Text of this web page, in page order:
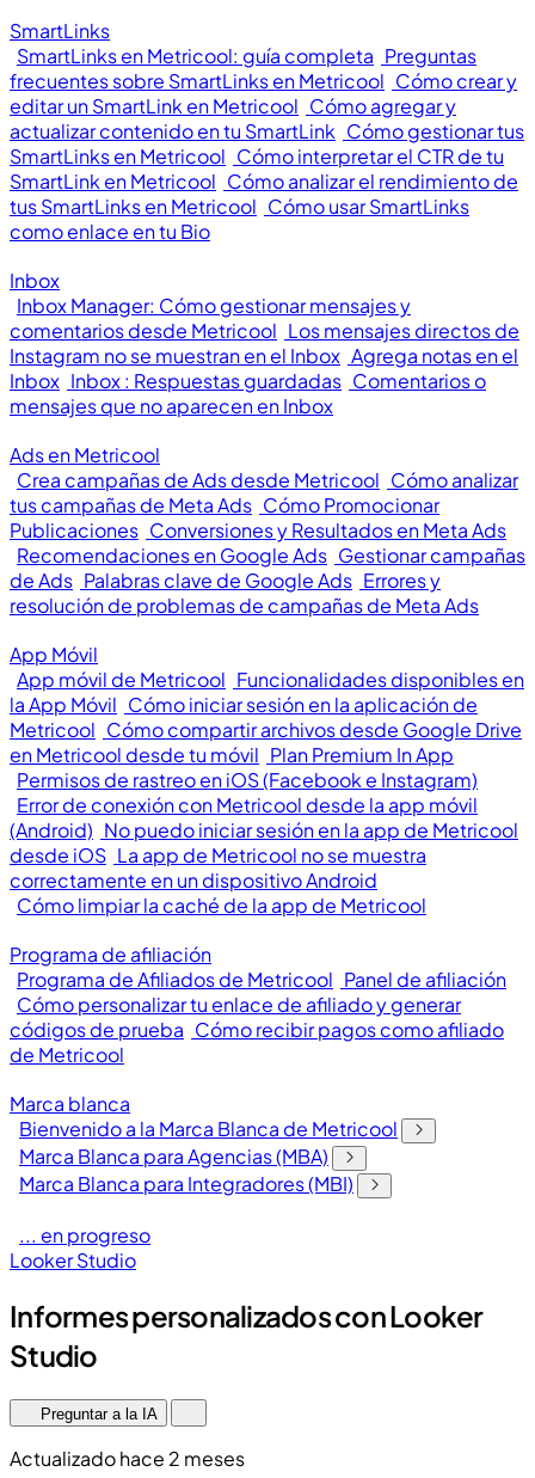
SmartLinks
SmartLinks en Metricool: guía completa Preguntas
frecuentes sobre SmartLinks en Metricool Cómo crear y
editar un SmartLink en Metricool Cómo agregar y
actualizar contenido en tu SmartLink Cómo gestionar tus
SmartLinks en Metricool Cómo interpretar el CTR de tu
SmartLink en Metricool Cómo analizar el rendimiento de
tus SmartLinks en Metricool Cómo usar SmartLinks
como enlace en tu Bio
Inbox
Inbox Manager: Cómo gestionar mensajes y
comentarios desde Metricool Los mensajes directos de
Instagram no se muestran en el Inbox Agrega notas en el
Inbox Inbox : Respuestas guardadas Comentarios o
mensajes que no aparecen en Inbox
Ads en Metricool
Crea campañas de Ads desde Metricool Cómo analizar
tus campañas de Meta Ads Cómo Promocionar
Publicaciones Conversiones y Resultados en Meta Ads
Recomendaciones en Google Ads Gestionar campañas
de Ads Palabras clave de Google Ads Errores y
resolución de problemas de campañas de Meta Ads
App Móvil
App móvil de Metricool Funcionalidades disponibles en
la App Móvil Cómo iniciar sesión en la aplicación de
Metricool Cómo compartir archivos desde Google Drive
en Metricool desde tu móvil Plan Premium In App
Permisos de rastreo en iOS (Facebook e Instagram)
Error de conexión con Metricool desde la app móvil
(Android) No puedo iniciar sesión en la app de Metricool
desde iOS La app de Metricool no se muestra
correctamente en un dispositivo Android
Cómo limpiar la caché de la app de Metricool
Programa de afiliación
Programa de Afiliados de Metricool Panel de afiliación
Cómo personalizar tu enlace de afiliado y generar
códigos de prueba Cómo recibir pagos como afiliado
de Metricool
Marca blanca
Bienvenido a la Marca Blanca de Metricool
Marca Blanca para Agencias (MBA)
Marca Blanca para Integradores (MBI)
... en progreso
Looker Studio
Informes personalizados con Looker
Studio
Preguntar a la IA
Actualizado hace 2 meses